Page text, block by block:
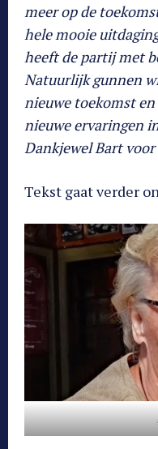
meer op de
hele mooie
heeft de partij met
Natuurlijk gunnen
nieuwe toekomst
nieuwe ervaringen
Dankjewel Bart voor
Tekst gaat verder